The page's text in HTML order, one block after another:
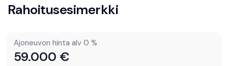
Rahoitusesimerkki
Ajoneuvon hinta alv 0 %
59.000 €